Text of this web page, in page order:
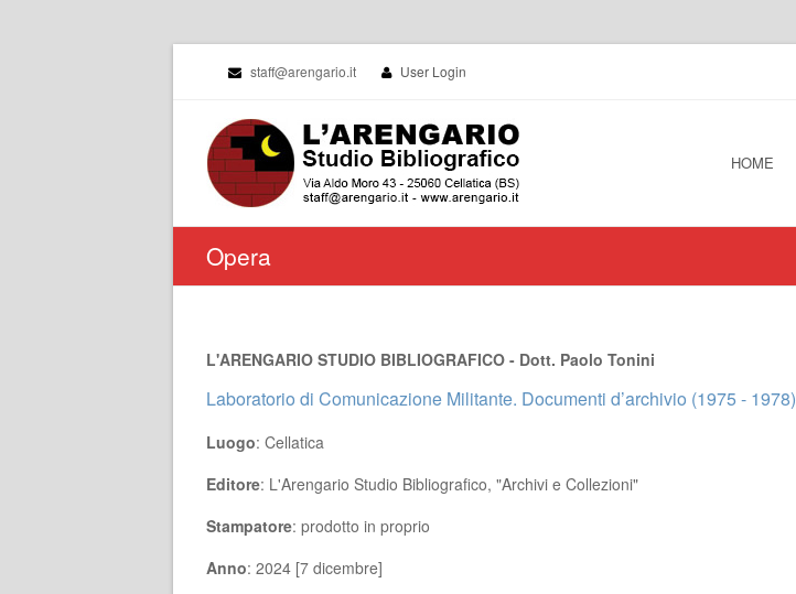
staff@arengario.it User Login
HOME
Opera
L'ARENGARIO STUDIO BIBLIOGRAFICO - Dott. Paolo Tonini
Laboratorio di Comunicazione Militante. Documenti d’archivio (1975 - 1978)
Luogo: Cellatica
Editore: L'Arengario Studio Bibliografico, "Archivi e Collezioni"
Stampatore: prodotto in proprio
Anno: 2024 [7 dicembre]